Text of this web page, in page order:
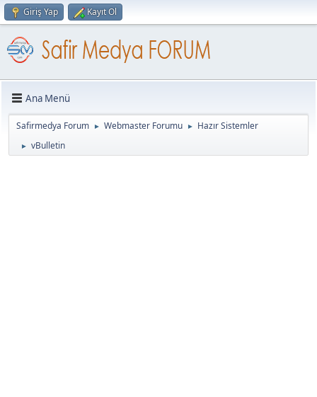
Giriş Yap Kayıt Ol
Ana Menü
Safirmedya Forum ► Webmaster Forumu ► Hazır Sistemler
► vBulletin